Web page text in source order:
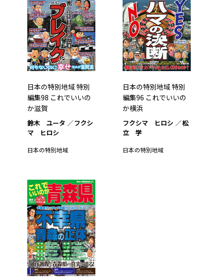
日本の特別地域 特別
編集98 これでいいの
か滋賀
鈴木 ユータ
フクシ
マ ヒロシ
日本の特別地域
日本の特別地域 特別
編集96 これでいいの
か横浜
フクシマ ヒロシ
松
立 学
日本の特別地域